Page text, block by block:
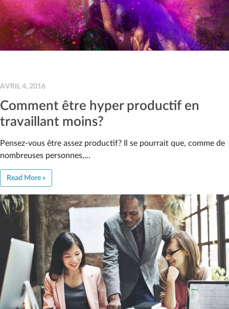
AVRIL 4, 2016
Comment être hyper productif en
travaillant moins?
Pensez-vous être assez productif? Il se pourrait que, comme de
nombreuses personnes,…
Read More »